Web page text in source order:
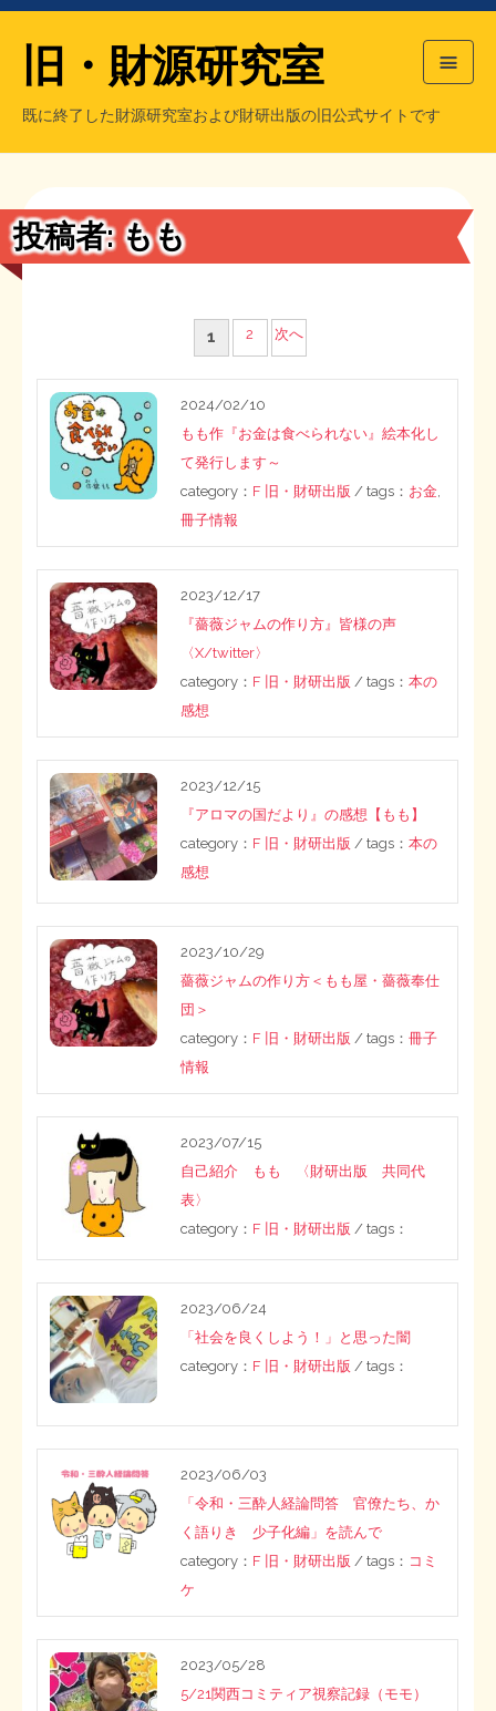
シン財源はあなたです／合同誌／旧・サブカル分室
日本経済を解説するヤンキー／MIHANAマンガ／旧・財研出版
もっと知りたい方へ
マネクリ戦士 RED & BLACK
MMTの学習資料
たかの経世済民イラスト集
用語集
旧・財源研究室
既に終了した財源研究室および財研出版の旧公式サイトです
会計報告
会計報告
投稿者:もも
稿
の
ペ
ー
ジ
送
り
1 2 次へ
2024/02/10
もも作『お金は食べられない』絵本化し
て発行します～
category： F 旧・財研出版 / tags： お金,
冊子情報
2023/12/17
『薔薇ジャムの作り方』皆様の声
〈X/twitter〉
category： F 旧・財研出版 / tags：本の
感想
2023/12/15
『アロマの国だより』の感想【もも】
category： F 旧・財研出版 / tags：本の
感想
2023/10/29
薔薇ジャムの作り方＜もも屋・薔薇奉仕
団＞
category： F 旧・財研出版 / tags：冊子
情報
2023/07/15
自己紹介 もも 〈財研出版 共同代
表〉
category： F 旧・財研出版 / tags：
2023/06/24
「社会を良くしよう！」と思った闇
category： F 旧・財研出版 / tags：
2023/06/03
「令和・三酔人経論問答 官僚たち、か
く語りき 少子化編」を読んで
category： F 旧・財研出版 / tags： コミ
ケ
2023/05/28
5/21関西コミティア視察記録（モモ）